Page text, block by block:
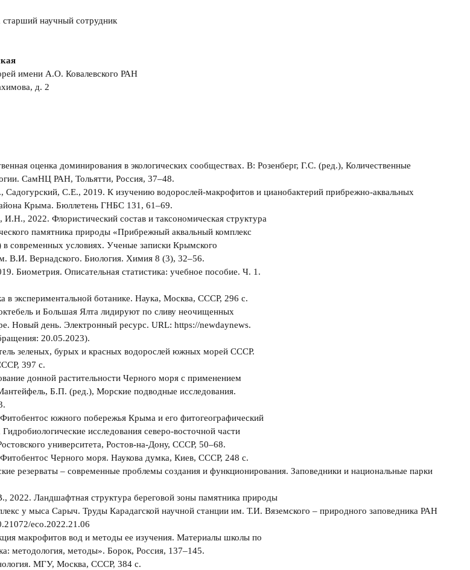
старший научный сотрудник
имени А.О. Ковалевского РАН
д. 2
оценка доминирования в экологических сообществах. В: Розенберг, Г.С. (ред.), Количественные
СамНЦ РАН, Тольятти, Россия, 37–48.
Садогурский, С.Е., 2019. К изучению водорослей-макрофитов и цианобактерий прибрежно-аквальных
Крыма. Бюллетень ГНБС 131, 61–69.
И.Н., 2022. Флористический состав и таксономическая структура
памятника природы «Прибрежный аквальный комплекс
современных условиях. Ученые записки Крымского
В.И. Вернадского. Биология. Химия 8 (3), 32–56.
Биометрия. Описательная статистика: учебное пособие. Ч. 1.
в экспериментальной ботанике. Наука, Москва, СССР, 296 с.
и Большая Ялта лидируют по сливу неочищенных
Новый день. Электронный ресурс. URL: https://newdaynews.
20.05.2023).
зеленых, бурых и красных водорослей южных морей СССР.
397 с.
донной растительности Черного моря с применением
Б.П. (ред.), Морские подводные исследования.
южного побережья Крыма и его фитогеографический
исследования северо-восточной части
университета, Ростов-на-Дону, СССР, 50–68.
Черного моря. Наукова думка, Киев, СССР, 248 с.
резерваты – современные проблемы создания и функционирования. Заповедники и национальные парки
2022. Ландшафтная структура береговой зоны памятника природы
у мыса Сарыч. Труды Карадагской научной станции им. Т.И. Вяземского – природного заповедника РАН
eco.2022.21.06
макрофитов вод и методы ее изучения. Материалы школы по
методология, методы». Борок, Россия, 137–145.
МГУ, Москва, СССР, 384 с.